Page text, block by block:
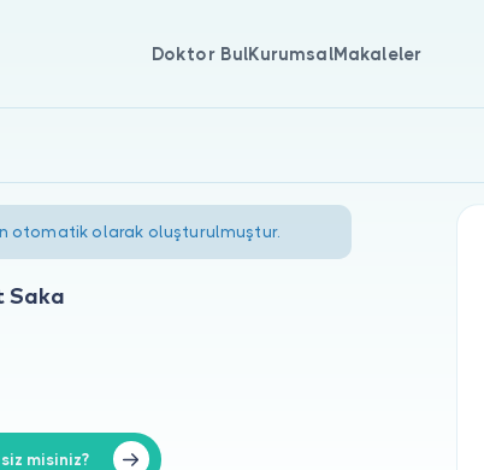
Doktor BulKurumsalMakaleler
otomatik olarak oluşturulmuştur.
Saka
siz misiniz?